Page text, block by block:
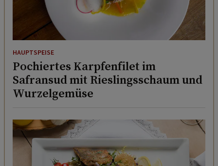
HAUPTSPEISE
Pochiertes Karpfenfilet im
Safransud mit Rieslingsschaum und
Wurzelgemüse